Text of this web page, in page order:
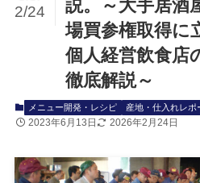
説。～大手居酒
場買参権取得に
個人経営飲食店
徹底解説～
2/24
メニュー開発・レシピ 産地・仕入れレポ
2023年6月13日 2026年2月24日